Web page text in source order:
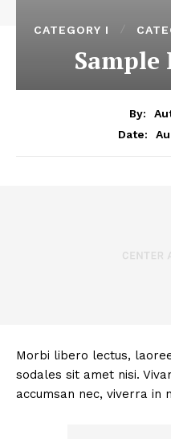
CATEGORY I
Sample
By:
Date:
Morbi libero lectus,
sodales sit amet nisi.
accumsan nec, viverra in